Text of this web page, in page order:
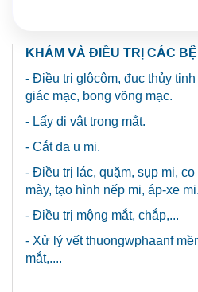
KHÁM VÀ ĐIỀU TRỊ CÁC
- Điều trị glôcôm, đục thủy
giác mạc, bong võng mạc.
- Lấy dị vật trong mắt.
- Cắt da u mi.
- Điều trị lác, quặm, sụp mi,
mày, tạo hình nếp mi, áp-xe mi.
- Điều trị mộng mắt, chắp,...
- Xử lý vết thuongwphaanf
mắt,....